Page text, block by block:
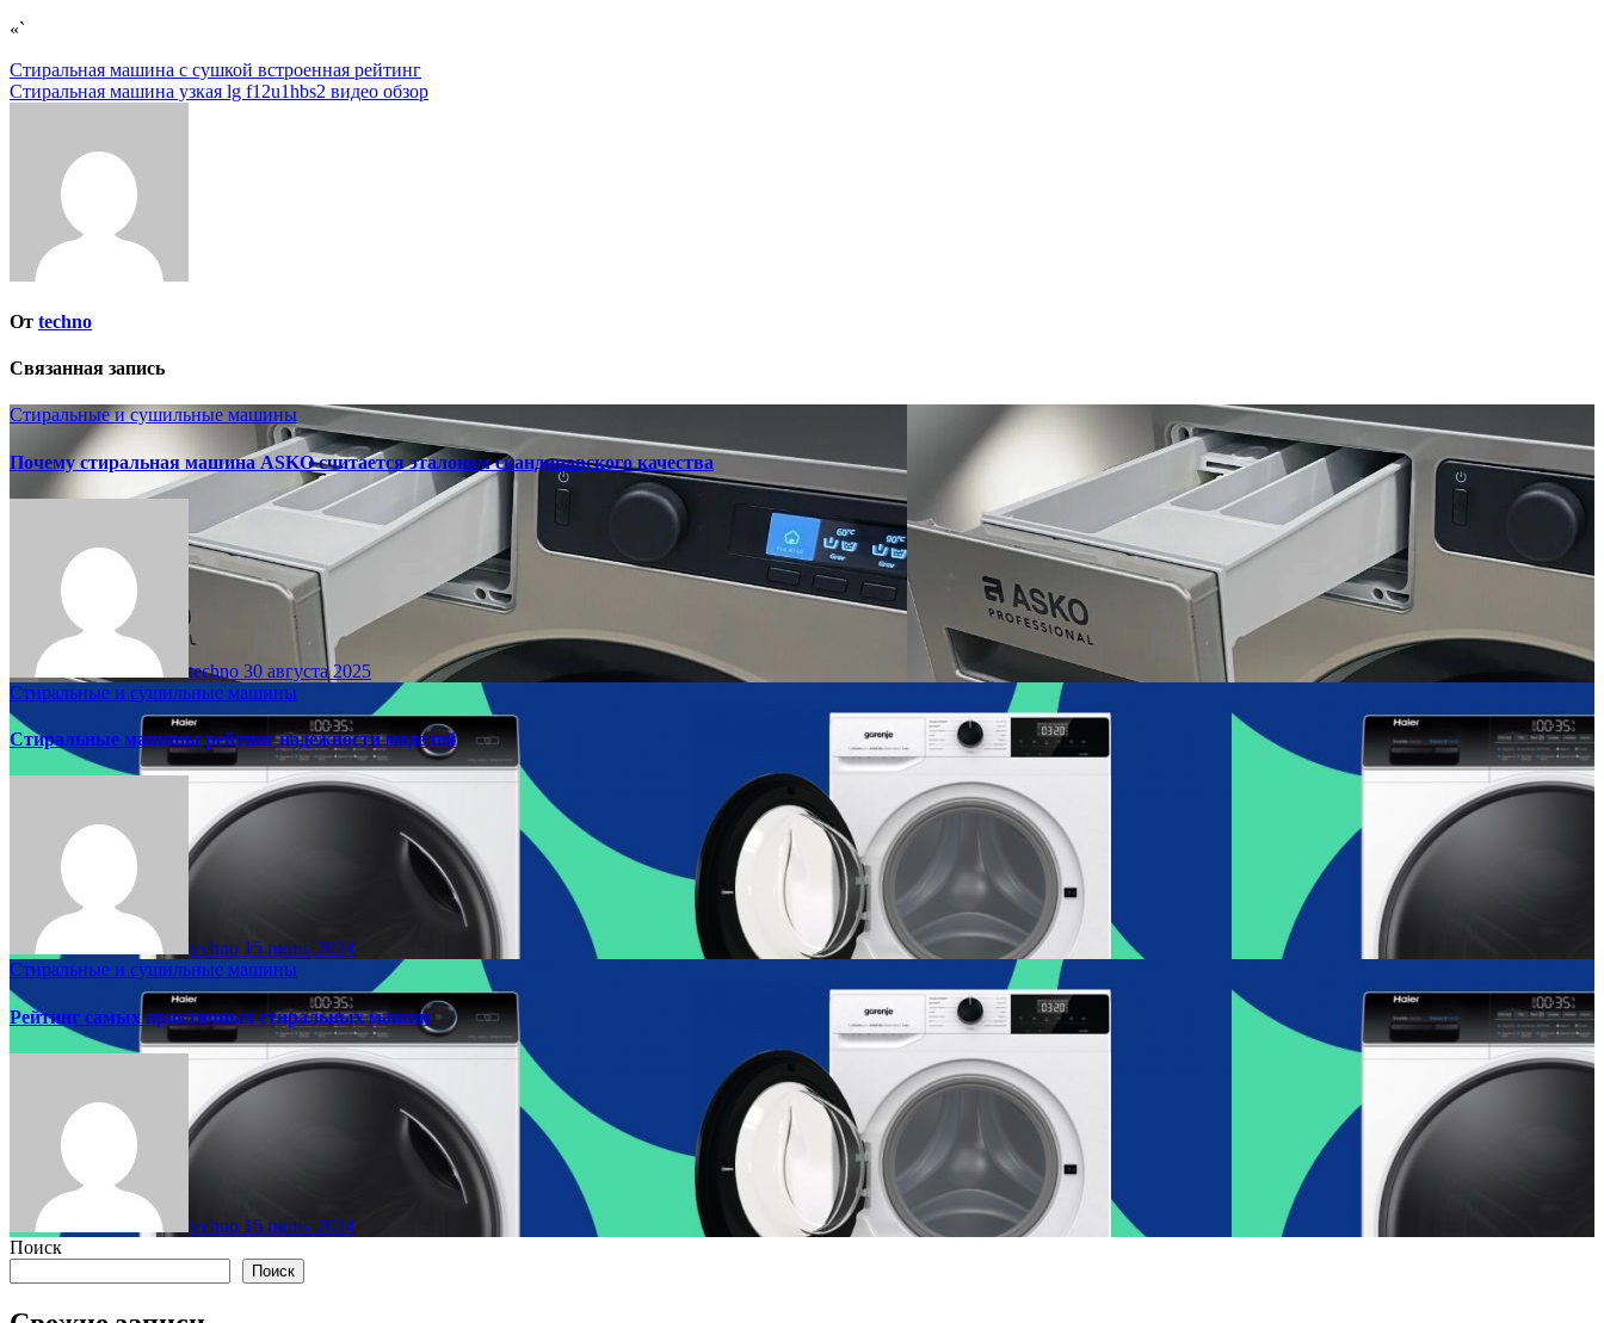
«`
Навигация
по
Стиральная машина с сушкой встроенная рейтинг
Стиральная машина узкая lg f12u1hbs2 видео обзор
От techno
Связанная запись
Стиральные и сушильные машины
Почему стиральная машина ASKO считается эталоном скандинавского качества
techno 30 августа 2025
Стиральные и сушильные машины
Стиральные машины рейтинг надежности моделей
techno 15 июня 2024
Стиральные и сушильные машины
Рейтинг самых практичных стиральных машин
techno 15 июня 2024
Поиск
Поиск